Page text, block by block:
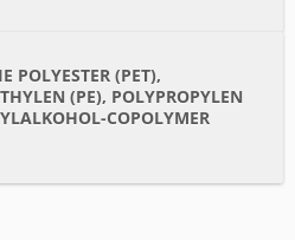
POLYESTER (PET),
(PE), POLYPROPYLEN
COPOLYMER